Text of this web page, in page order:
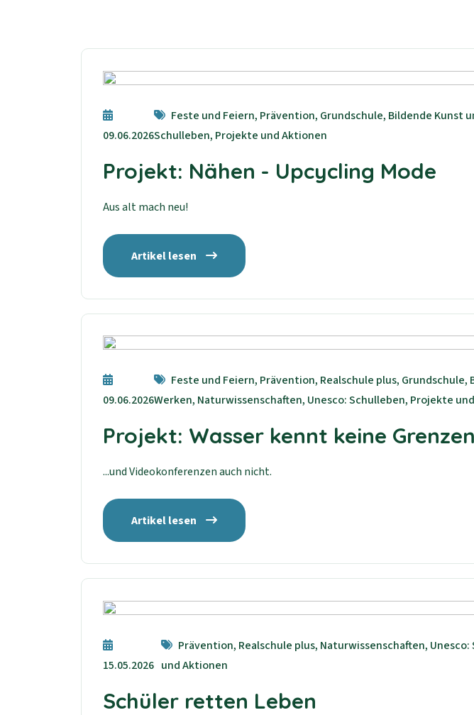
09.06.2026
Feste und Feiern, Prävention, Grundschule, Bildende Kunst
Schulleben, Projekte und Aktionen
Projekt: Nähen - Upcycling Mode
Aus alt mach neu!
Artikel lesen
09.06.2026
Feste und Feiern, Prävention, Realschule plus, Grundschule,
Werken, Naturwissenschaften, Unesco: Schulleben, Projekte
Projekt: Wasser kennt keine
...und Videokonferenzen auch nicht.
Artikel lesen
15.05.2026
Prävention, Realschule plus, Naturwissenschaften,
und Aktionen
Schüler retten Leben